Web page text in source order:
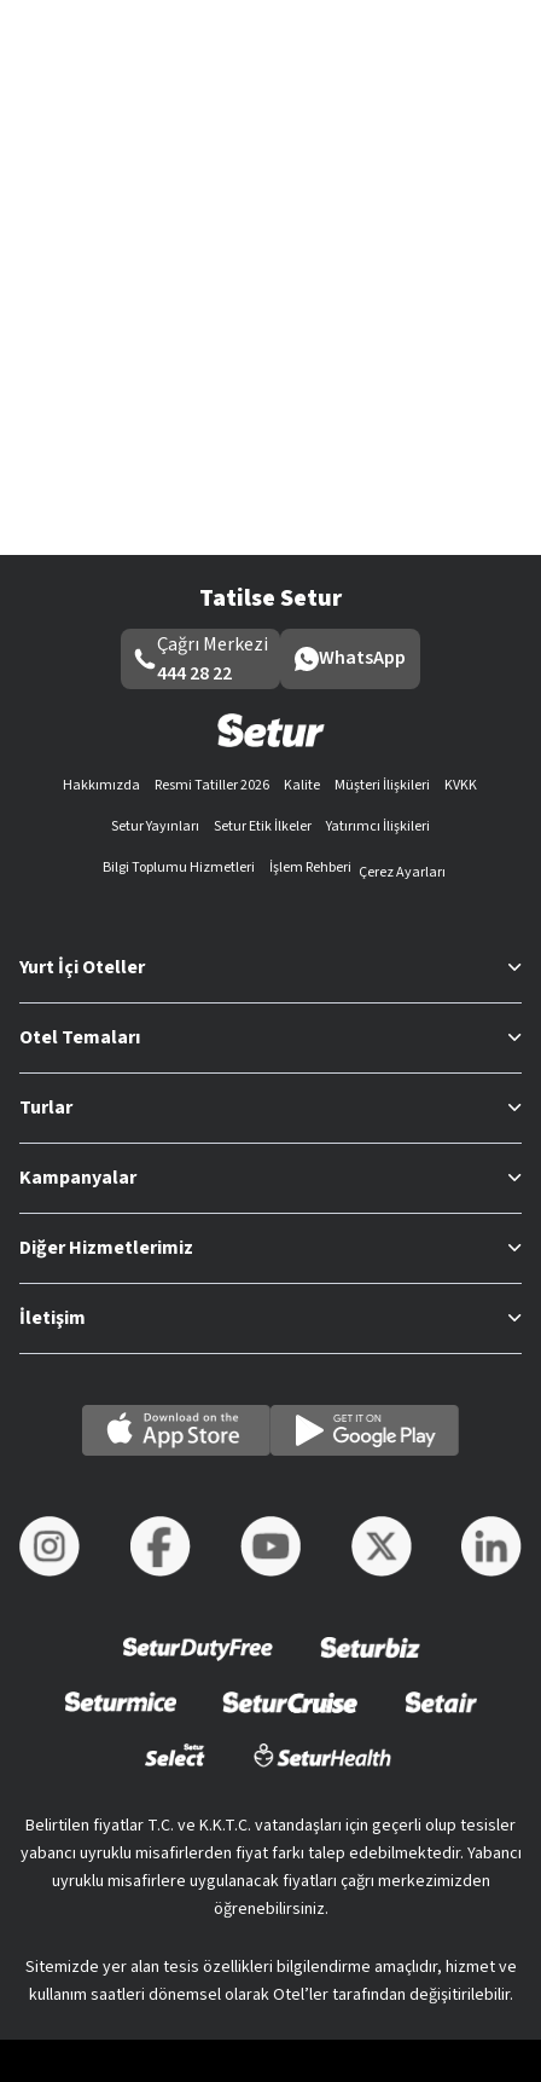
Tatilse Setur
Çağrı Merkezi
444 28 22
WhatsApp
Hakkımızda Resmi Tatiller 2026 Kalite Müşteri İlişkileri
KVKK
Setur Yayınları
Setur Etik İlkeler
Yatırımcı İlişkileri
Bilgi Toplumu Hizmetleri
İşlem Rehberi Çerez Ayarları
Yurt İçi Oteller
Otel Temaları
Turlar
Kampanyalar
Diğer Hizmetlerimiz
İletişim
Belirtilen fiyatlar T.C. ve K.K.T.C. vatandaşları için geçerli olup tesisler
yabancı uyruklu misafirlerden fiyat farkı talep edebilmektedir. Yabancı
uyruklu misafirlere uygulanacak fiyatları çağrı merkezimizden
öğrenebilirsiniz.
Sitemizde yer alan tesis özellikleri bilgilendirme amaçlıdır, hizmet ve
kullanım saatleri dönemsel olarak Otel’ler tarafından değişitirilebilir.